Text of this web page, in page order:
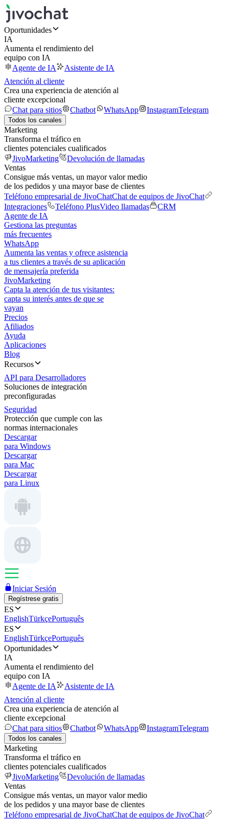
Oportunidades
IA
Aumenta el rendimiento del
equipo con IA
Agente de IA
Asistente de IA
Atención al cliente
Crea una experiencia de atención al
cliente excepcional
Chat para sitios
Chatbot WhatsApp InstagramTelegram
Todos los canales
Marketing
Transforma el tráfico en
clientes potenciales cualificados
JivoMarketing
Devolución de llamadas
Ventas
Consigue más ventas, un mayor valor medio
de los pedidos y una mayor base de clientes
Teléfono empresarial de JivoChatChat de equipos de JivoChat
Integraciones
Teléfono PlusVideo llamadas
CRM
Agente de IA
Gestiona las preguntas
más frecuentes
WhatsApp
Aumenta las ventas y ofrece asistencia
a tus clientes a través de su aplicación
de mensajería preferida
JivoMarketing
Capta la atención de tus visitantes:
capta su interés antes de que se
vayan
Precios
Afiliados
Ayuda
Aplicaciones
Blog
Recursos
API para Desarrolladores
Soluciones de integración
preconfiguradas
Seguridad
Protección que cumple con las
normas internacionales
Descargar
para Windows
Descargar
para Mac
Descargar
para Linux
Iniciar Sesión
Regístrese gratis
ES
EnglishTürkçePortuguês
ES
EnglishTürkçePortuguês
Oportunidades
IA
Aumenta el rendimiento del
equipo con IA
Agente de IA
Asistente de IA
Atención al cliente
Crea una experiencia de atención al
cliente excepcional
Chat para sitios
Chatbot WhatsApp InstagramTelegram
Todos los canales
Marketing
Transforma el tráfico en
clientes potenciales cualificados
JivoMarketing
Devolución de llamadas
Ventas
Consigue más ventas, un mayor valor medio
de los pedidos y una mayor base de clientes
Teléfono empresarial de JivoChatChat de equipos de JivoChat